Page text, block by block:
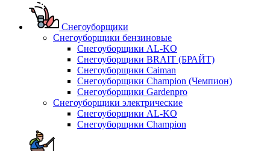
Снегоуборщики
Снегоуборщики бензиновые
Снегоуборщики AL-KO
Снегоуборщики BRAIT (БРАЙТ)
Снегоуборщики Caiman
Снегоуборщики Champion (Чемпион)
Снегоуборщики Gardenpro
Снегоуборщики электрические
Снегоуборщики AL-KO
Снегоуборщики Champion